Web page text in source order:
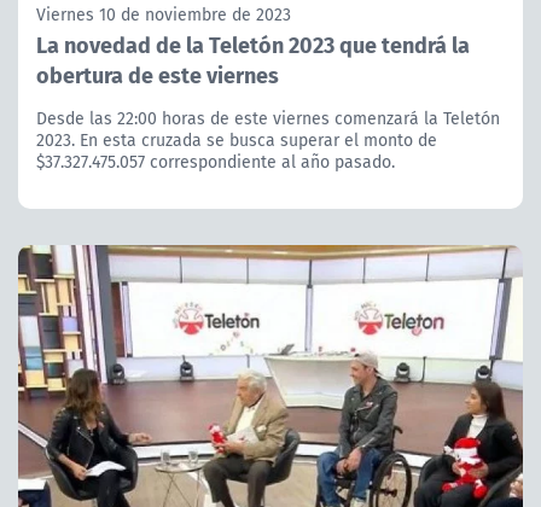
Viernes 10 de noviembre de 2023
La novedad de la Teletón 2023 que tendrá la
obertura de este viernes
Desde las 22:00 horas de este viernes comenzará la Teletón
2023. En esta cruzada se busca superar el monto de
$37.327.475.057 correspondiente al año pasado.